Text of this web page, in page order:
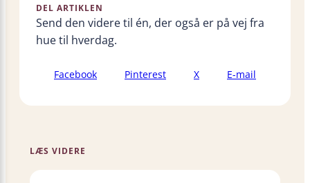
DEL ARTIKLEN
Send den videre til én, der også er på vej fra
hue til hverdag.
Facebook Pinterest X E-mail
LÆS VIDERE